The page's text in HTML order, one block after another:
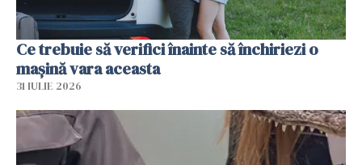
Ce trebuie să verifici înainte să închiriezi o
mașină vara aceasta
31 IULIE 2026